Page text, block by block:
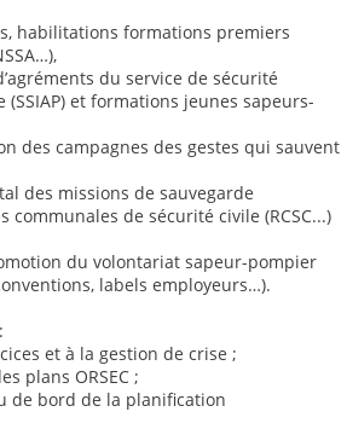
habilitations formations premiers
du service de sécurité
(SSIAP) et formations jeunes sapeurs-
des campagnes des gestes qui sauvent
des missions de sauvegarde
communales de sécurité civile (RCSC...)
du volontariat sapeur-pompier
labels employeurs…).
et à la gestion de crise ;
plans ORSEC ;
de bord de la planification